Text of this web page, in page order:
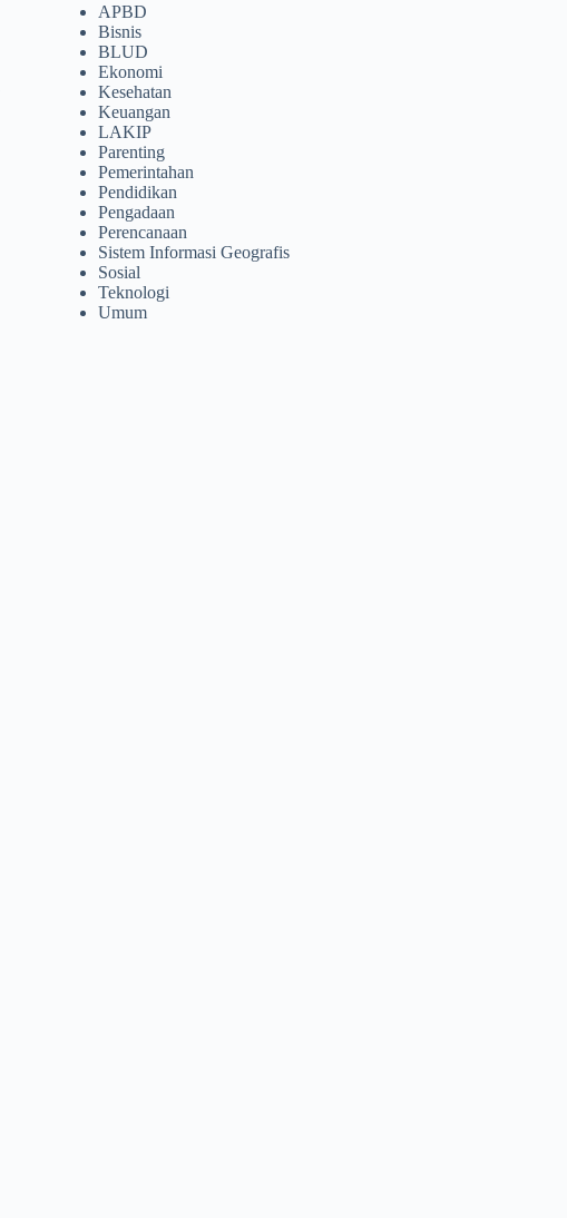
APBD
Bisnis
BLUD
Ekonomi
Kesehatan
Keuangan
LAKIP
Parenting
Pemerintahan
Pendidikan
Pengadaan
Perencanaan
Sistem Informasi Geografis
Sosial
Teknologi
Umum